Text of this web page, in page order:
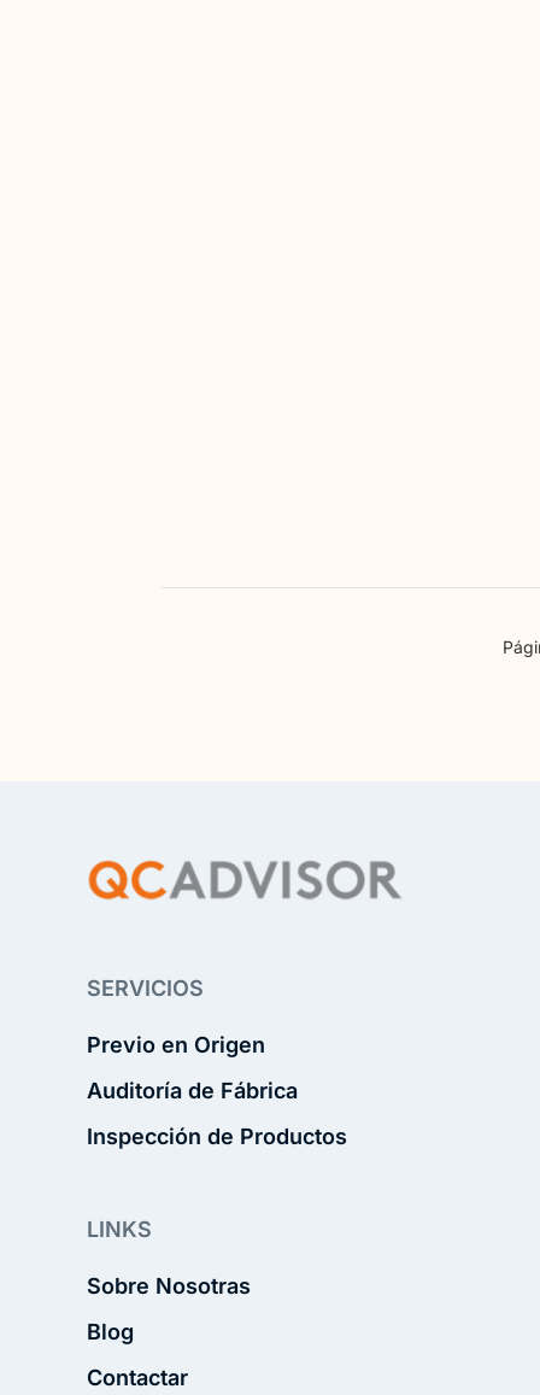
SERVICIOS
Previo en Origen
Auditoría de Fábrica
Inspección de Productos
LINKS
Sobre Nosotras
Blog
Contactar